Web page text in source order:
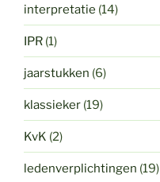
interpretatie (14)
IPR (1)
jaarstukken (6)
klassieker (19)
KvK (2)
ledenverplichtingen (19)